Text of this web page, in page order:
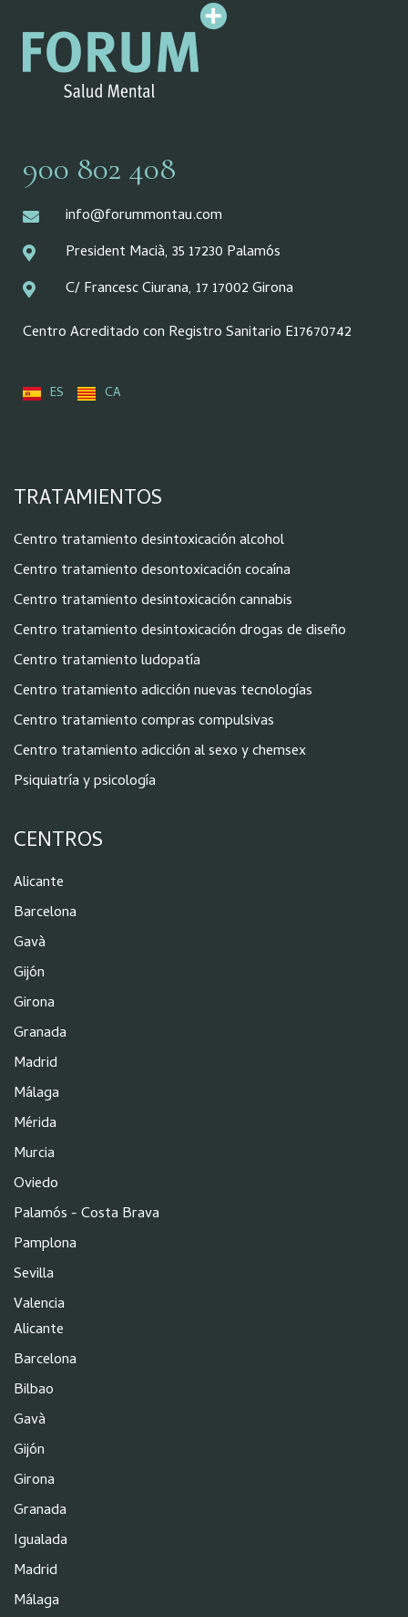
900 802 408
info@forummontau.com
President Macià, 35 17230 Palamós
C/ Francesc Ciurana, 17 17002 Girona
Centro Acreditado con Registro Sanitario E17670742
ES CA
TRATAMIENTOS
Centro tratamiento desintoxicación alcohol
Centro tratamiento desontoxicación cocaína
Centro tratamiento desintoxicación cannabis
Centro tratamiento desintoxicación drogas de diseño
Centro tratamiento ludopatía
Centro tratamiento adicción nuevas tecnologías
Centro tratamiento compras compulsivas
Centro tratamiento adicción al sexo y chemsex
Psiquiatría y psicología
CENTROS
Alicante
Barcelona
Gavà
Gijón
Girona
Granada
Madrid
Málaga
Mérida
Murcia
Oviedo
Palamós - Costa Brava
Pamplona
Sevilla
Valencia
Alicante
Barcelona
Bilbao
Gavà
Gijón
Girona
Granada
Igualada
Madrid
Málaga